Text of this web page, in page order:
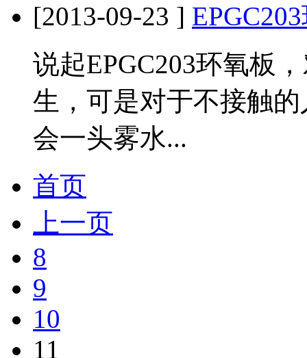
[2013-09-23 ]
说起EPGC203环氧板
生，可是对于不接触
会一头雾水...
首页
上一页
8
9
10
11